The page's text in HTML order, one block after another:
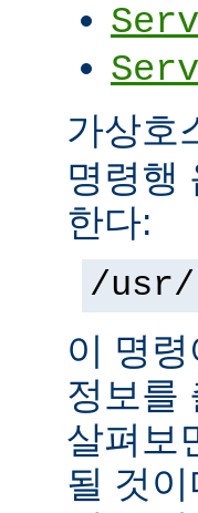
가상호
명령행
한다:
/usr/
이 명
정보를
살펴보
될 것